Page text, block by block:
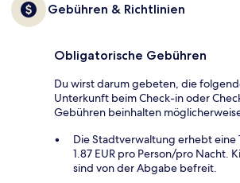
Gebühren & Richtlinien
Obligatorische Gebühren
Du wirst darum gebeten, die
Unterkunft beim Check-in oder
Gebühren beinhalten
Die Stadtverwaltung erhebt eine
1.87 EUR pro Person/pro Nacht.
sind von der Abgabe befreit.